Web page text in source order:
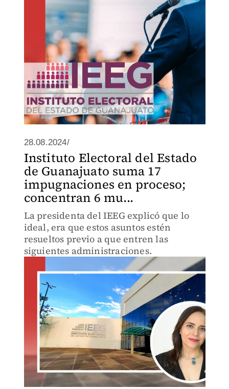
28.08.2024/
Instituto Electoral del Estado
de Guanajuato suma 17
impugnaciones en proceso;
concentran 6 mu...
La presidenta del IEEG explicó que lo
ideal, era que estos asuntos estén
resueltos previo a que entren las
siguientes administraciones.